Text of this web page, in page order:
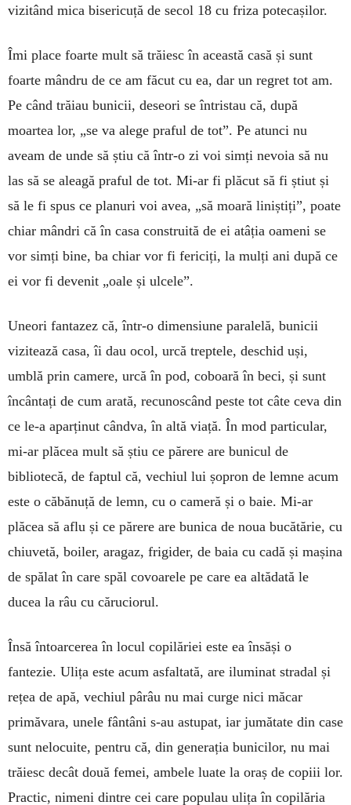
vizitând mica bisericuță de secol 18 cu friza potecașilor.
Îmi place foarte mult să trăiesc în această casă și sunt
foarte mândru de ce am făcut cu ea, dar un regret tot am.
Pe când trăiau bunicii, deseori se întristau că, după
moartea lor, „se va alege praful de tot”. Pe atunci nu
aveam de unde să știu că într-o zi voi simți nevoia să nu
las să se aleagă praful de tot. Mi-ar fi plăcut să fi știut și
să le fi spus ce planuri voi avea, „să moară liniștiți”, poate
chiar mândri că în casa construită de ei atâția oameni se
vor simți bine, ba chiar vor fi fericiți, la mulți ani după ce
ei vor fi devenit „oale și ulcele”.
Uneori fantazez că, într-o dimensiune paralelă, bunicii
vizitează casa, îi dau ocol, urcă treptele, deschid uși,
umblă prin camere, urcă în pod, coboară în beci, și sunt
încântați de cum arată, recunoscând peste tot câte ceva din
ce le-a aparținut cândva, în altă viață. În mod particular,
mi-ar plăcea mult să știu ce părere are bunicul de
bibliotecă, de faptul că, vechiul lui șopron de lemne acum
este o căbănuță de lemn, cu o cameră și o baie. Mi-ar
plăcea să aflu și ce părere are bunica de noua bucătărie, cu
chiuvetă, boiler, aragaz, frigider, de baia cu cadă și mașina
de spălat în care spăl covoarele pe care ea altădată le
ducea la râu cu căruciorul.
Însă întoarcerea în locul copilăriei este ea însăși o
fantezie. Ulița este acum asfaltată, are iluminat stradal și
rețea de apă, vechiul pârâu nu mai curge nici măcar
primăvara, unele fântâni s-au astupat, iar jumătate din case
sunt nelocuite, pentru că, din generația bunicilor, nu mai
trăiesc decât două femei, ambele luate la oraș de copiii lor.
Practic, nimeni dintre cei care populau ulița în copilăria